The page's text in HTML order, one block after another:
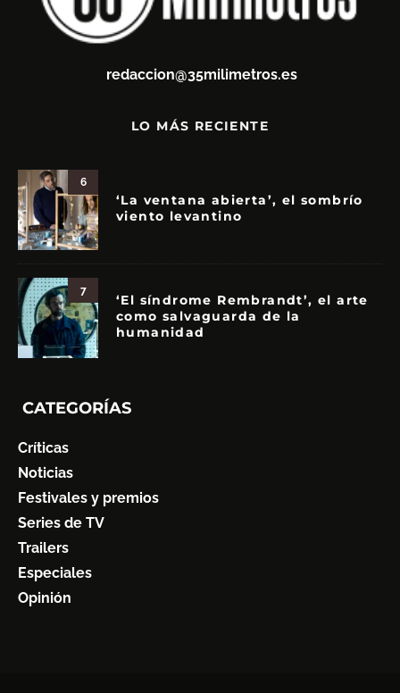
redaccion@35milimetros.es
LO MÁS RECIENTE
6
‘La ventana abierta’, el sombrío
viento levantino
7
‘El síndrome Rembrandt’, el arte
como salvaguarda de la
humanidad
CATEGORÍAS
Críticas
Noticias
Festivales y premios
Series de TV
Trailers
Especiales
Opinión